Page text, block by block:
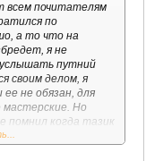
всем почитателям
по
а то что на
я не
путний
своим делом, я
не обязан, для
мастерские. Но
помнил когда тазик
я не могу